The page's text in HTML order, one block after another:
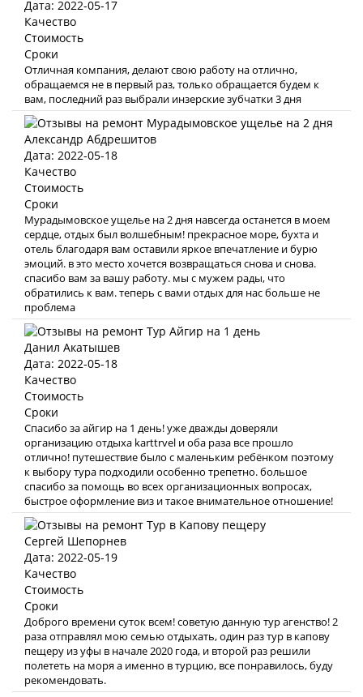
Дата: 2022-05-17
Качество
Стоимость
Сроки
Отличная компания, делают свою работу на отлично,
обращаемся не в первый раз, только обращается будем к
вам, последний раз выбрали инзерские зубчатки 3 дня
Александр Абдрешитов
Дата: 2022-05-18
Качество
Стоимость
Сроки
Мурадымовское ущелье на 2 дня навсегда останется в моем
сердце, отдых был волшебным! прекрасное море, бухта и
отель благодаря вам оставили яркое впечатление и бурю
эмоций. в это место хочется возвращаться снова и снова.
спасибо вам за вашу работу. мы с мужем рады, что
обратились к вам. теперь с вами отдых для нас больше не
проблема
Данил Акатышев
Дата: 2022-05-18
Качество
Стоимость
Сроки
Спасибо за айгир на 1 день! уже дважды доверяли
организацию отдыха karttrvel и оба раза все прошло
отлично! путешествие было с маленьким ребёнком поэтому
к выбору тура подходили особенно трепетно. большое
спасибо за помощь во всех организационных вопросах,
быстрое оформление виз и такое внимательное отношение!
Сергей Шепорнев
Дата: 2022-05-19
Качество
Стоимость
Сроки
Доброго времени суток всем! советую данную тур агенство! 2
раза отправлял мою семью отдыхать, один раз тур в капову
пещеру из уфы в начале 2020 года, и второй раз решили
полететь на моря а именно в турцию, все понравилось, буду
рекомендовать.